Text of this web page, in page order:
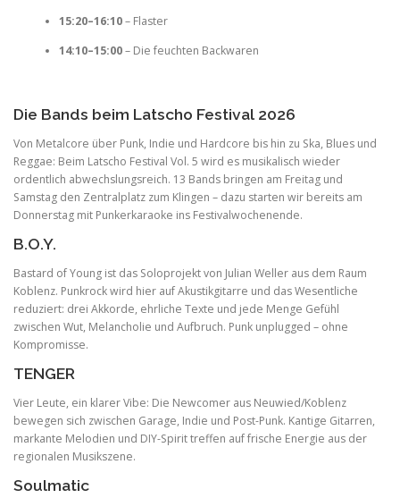
15:20–16:10– Flaster
14:10–15:00– Die feuchten Backwaren
Die Bands beim Latscho Festival 2026
Von Metalcore über Punk, Indie und Hardcore bis hin zu Ska, Blues und
Reggae: Beim Latscho Festival Vol. 5 wird es musikalisch wieder
ordentlich abwechslungsreich. 13 Bands bringen am Freitag und
Samstag den Zentralplatz zum Klingen – dazu starten wir bereits am
Donnerstag mit Punkerkaraoke ins Festivalwochenende.
B.O.Y.
Bastard of Young ist das Soloprojekt von Julian Weller aus dem Raum
Koblenz. Punkrock wird hier auf Akustikgitarre und das Wesentliche
reduziert: drei Akkorde, ehrliche Texte und jede Menge Gefühl
zwischen Wut, Melancholie und Aufbruch. Punk unplugged – ohne
Kompromisse.
TENGER
Vier Leute, ein klarer Vibe: Die Newcomer aus Neuwied/Koblenz
bewegen sich zwischen Garage, Indie und Post-Punk. Kantige Gitarren,
markante Melodien und DIY-Spirit treffen auf frische Energie aus der
regionalen Musikszene.
Soulmatic